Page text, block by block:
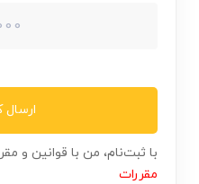
ارسال
با ثبت‌نام، من با قوانین و
مقررات